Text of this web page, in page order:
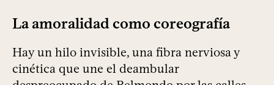
La amoralidad como coreografía
Hay un hilo invisible, una fibra nerviosa y
cinética que une el deambular